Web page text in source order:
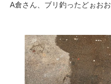
A倉さん、ブリ釣ったどぉお